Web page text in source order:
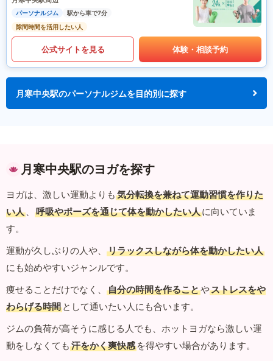
パーソナルジム
駅から車で7分
隙間時間を活用したい人
公式サイトを見る 体験・相談予約
月寒中央駅のパーソナルジムを目的別に探す
月寒中央駅のヨガを探す
ヨガは、激しい運動よりも 気分転換を兼ねて運動習慣を作りた
い人 、 呼吸やポーズを通じて体を動かしたい人に向いていま
す。
運動が久しぶりの人や、
リラックスしながら体を動かしたい人
にも始めやすいジャンルです。
痩せることだけでなく、
自分の時間を作ることやストレスをや
わらげる時間 として通いたい人にも合います。
ジムの負荷が高そうに感じる人でも、ホットヨガなら激しい運
動をしなくても 汗をかく爽快感 を得やすい場合があります。